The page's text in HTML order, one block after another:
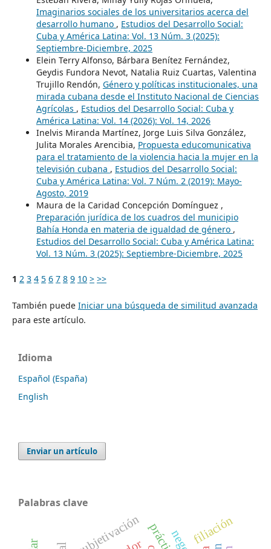
Imaginarios sociales de los universitarios acerca del
desarrollo humano , Estudios del Desarrollo Social:
Cuba y América Latina: Vol. 13 Núm. 3 (2025):
Septiembre-Diciembre, 2025
Elein Terry Alfonso, Bárbara Benítez Fernández,
Geydis Fundora Nevot, Natalia Ruiz Cuartas, Valentina
Trujillo Rendón, Género y políticas institucionales, una
mirada cubana desde el Instituto Nacional de Ciencias
Agrícolas , Estudios del Desarrollo Social: Cuba y
América Latina: Vol. 14 (2026): Vol. 14, 2026
Inelvis Miranda Martínez, Jorge Luis Silva González,
Julita Morales Arencibia, Propuesta educomunicativa
para el tratamiento de la violencia hacia la mujer en la
televisión cubana , Estudios del Desarrollo Social:
Cuba y América Latina: Vol. 7 Núm. 2 (2019): Mayo-
Agosto, 2019
Maura de la Caridad Concepción Domínguez ,
Preparación jurídica de los cuadros del municipio
Bahía Honda en materia de igualdad de género ,
Estudios del Desarrollo Social: Cuba y América Latina:
Vol. 13 Núm. 3 (2025): Septiembre-Diciembre, 2025
1 2 3 4 5 6 7 8 9 10 > >>
También puede Iniciar una búsqueda de similitud avanzada
para este artículo.
Idioma
Español (España)
English
Enviar un artículo
Palabras clave
subjetivación filiación